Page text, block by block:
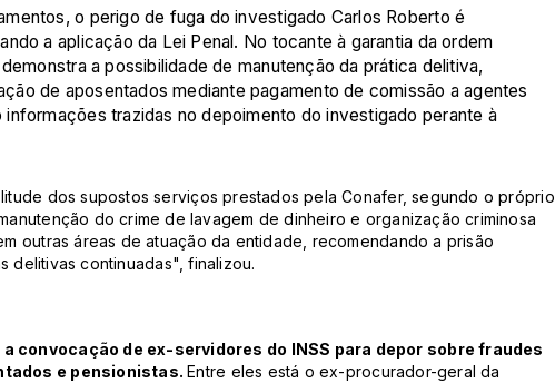
o perigo de fuga do investigado Carlos Roberto é
a aplicação da Lei Penal. No tocante à garantia da ordem
a possibilidade de manutenção da prática delitiva,
de aposentados mediante pagamento de comissão a agentes
trazidas no depoimento do investigado perante à
dos supostos serviços prestados pela Conafer, segundo o próprio
do crime de lavagem de dinheiro e organização criminosa
outras áreas de atuação da entidade, recomendando a prisão
delitivas continuadas", finalizou.
a convocação de ex-servidores do INSS para depor sobre fraudes
e pensionistas.Entre eles está o ex-procurador-geral da